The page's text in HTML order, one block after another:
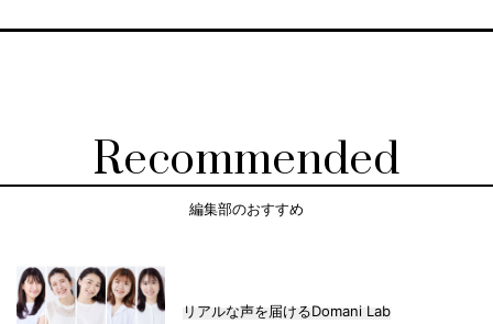
Recommended
編集部のおすすめ
リアルな声を届けるDomani Lab